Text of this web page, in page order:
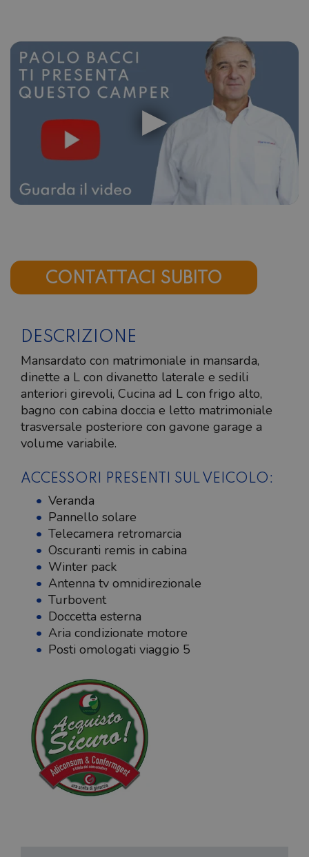
CONTATTACI SUBITO
DESCRIZIONE
Mansardato con matrimoniale in mansarda,
dinette a L con divanetto laterale e sedili
anteriori girevoli, Cucina ad L con frigo alto,
bagno con cabina doccia e letto matrimoniale
trasversale posteriore con gavone garage a
volume variabile.
ACCESSORI PRESENTI SUL VEICOLO:
Veranda
Pannello solare
Telecamera retromarcia
Oscuranti remis in cabina
Winter pack
Antenna tv omnidirezionale
Turbovent
Doccetta esterna
Aria condizionate motore
Posti omologati viaggio 5